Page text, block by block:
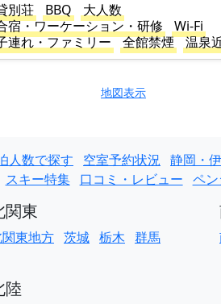
別荘
BBQ
大人数
宿・ワーケーション・研修
Wi-Fi
連れ・ファミリー
全館禁煙 温泉
地図表示
人数で探す 空室予約状況 静岡・
スキー特集 口コミ・レビュー ペ
関東
東地方 茨城 栃木 群馬
陸